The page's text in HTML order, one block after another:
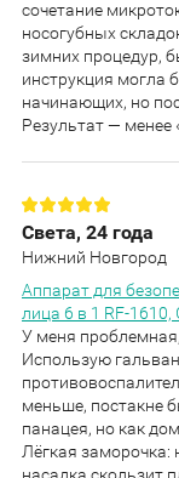
сочетание
носогубных
зимних процедур,
инструкция могла
начинающих, но
Результат — менее
Света, 24 года
Нижний Новгород
Аппарат для
лица 6 в 1 RF-1610,
У меня
Использую
меньше, постакне
панацея, но как
Лёгкая заморочка: